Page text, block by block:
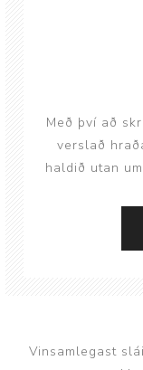
Með því að
verslað
haldið utan
Vinsamlegast